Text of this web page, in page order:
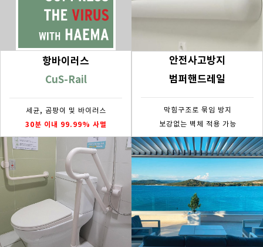
항바이러스
CuS-Rail
세균, 곰팡이 및 바이러스
30분 이내 99.99% 사멸
안전사고방지
범퍼핸드레일
막힘구조로 묶임 방지
보강없는 벽체 적용 가능